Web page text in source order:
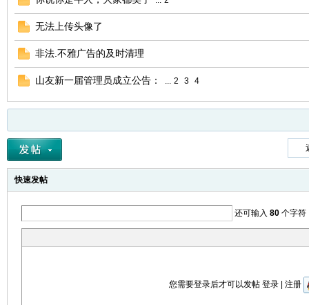
无法上传头像了
非法.不雅广告的及时清理
山友新一届管理员成立公告： ... 2 3 4
快速发帖
还可输入 80个字符
您需要登录后才可以发帖登录 |注册